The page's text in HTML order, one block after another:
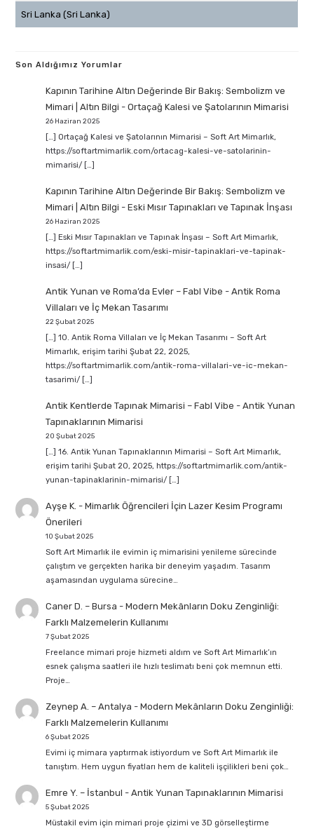
Sri Lanka (Sri Lanka)
Son Aldığımız Yorumlar
Kapının Tarihine Altın Değerinde Bir Bakış: Sembolizm ve
Mimari | Altın Bilgi - Ortaçağ Kalesi ve Şatolarının Mimarisi
26 Haziran 2025
[…] Ortaçağ Kalesi ve Şatolarının Mimarisi – Soft Art Mimarlık,
https://softartmimarlik.com/ortacag-kalesi-ve-satolarinin-
mimarisi/ […]
Kapının Tarihine Altın Değerinde Bir Bakış: Sembolizm ve
Mimari | Altın Bilgi - Eski Mısır Tapınakları ve Tapınak İnşası
26 Haziran 2025
[…] Eski Mısır Tapınakları ve Tapınak İnşası – Soft Art Mimarlık,
https://softartmimarlik.com/eski-misir-tapinaklari-ve-tapinak-
insasi/ […]
Antik Yunan ve Roma’da Evler – Fabl Vibe - Antik Roma
Villaları ve İç Mekan Tasarımı
22 Şubat 2025
[…] 10. Antik Roma Villaları ve İç Mekan Tasarımı – Soft Art
Mimarlık, erişim tarihi Şubat 22, 2025,
https://softartmimarlik.com/antik-roma-villalari-ve-ic-mekan-
tasarimi/ […]
Antik Kentlerde Tapınak Mimarisi – Fabl Vibe - Antik Yunan
Tapınaklarının Mimarisi
20 Şubat 2025
[…] 16. Antik Yunan Tapınaklarının Mimarisi – Soft Art Mimarlık,
erişim tarihi Şubat 20, 2025, https://softartmimarlik.com/antik-
yunan-tapinaklarinin-mimarisi/ […]
Ayşe K. - Mimarlık Öğrencileri İçin Lazer Kesim Programı
Önerileri
10 Şubat 2025
Soft Art Mimarlık ile evimin iç mimarisini yenileme sürecinde
çalıştım ve gerçekten harika bir deneyim yaşadım. Tasarım
aşamasından uygulama sürecine…
Caner D. – Bursa - Modern Mekânların Doku Zenginliği:
Farklı Malzemelerin Kullanımı
7 Şubat 2025
Freelance mimari proje hizmeti aldım ve Soft Art Mimarlık’ın
esnek çalışma saatleri ile hızlı teslimatı beni çok memnun etti.
Proje…
Zeynep A. – Antalya - Modern Mekânların Doku Zenginliği:
Farklı Malzemelerin Kullanımı
6 Şubat 2025
Evimi iç mimara yaptırmak istiyordum ve Soft Art Mimarlık ile
tanıştım. Hem uygun fiyatları hem de kaliteli işçilikleri beni çok…
Emre Y. – İstanbul - Antik Yunan Tapınaklarının Mimarisi
5 Şubat 2025
Müstakil evim için mimari proje çizimi ve 3D görselleştirme